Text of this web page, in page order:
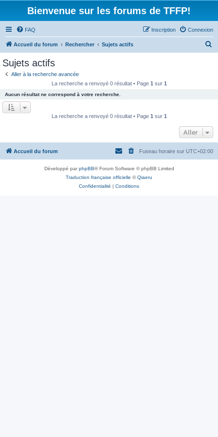
Bienvenue sur les forums de TFFP!
FAQ Connexion
Inscription
Accueil du forum Rechercher Sujets actifs
e
r
Sujets actifs
Aller à la recherche avancée
La recherche a renvoyé 0 résultat • Page 1 sur 1
Aucun résultat ne correspond à votre recherche.
La recherche a renvoyé 0 résultat • Page 1 sur 1
Aller
Accueil du forum Fuseau horaire sur UTC+02:00
Développé parphpBB® Forum Software © phpBB Limited
Traduction française officielle ©Qiaeru
Confidentialité | Conditions